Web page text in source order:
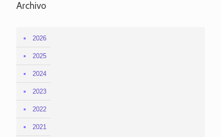
Archivo
2026
2025
2024
2023
2022
2021